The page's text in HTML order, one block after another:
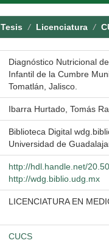
Tesis Licenciatura
Diagnóstico Nutricional
Infantil de la Cumbre
Tomatlán, Jalisco.
Ibarra Hurtado, Tomás
Biblioteca Digital
Universidad de
http://hdl.handle.net/
http://wdg.biblio.udg.mx
LICENCIATURA EN
CUCS